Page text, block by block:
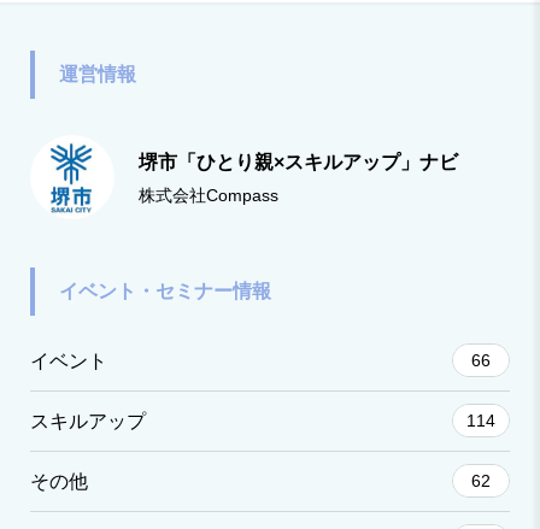
運営情報
堺市「ひとり親×スキルアップ」ナビ
株式会社Compass
イベント・セミナー情報
イベント 66
スキルアップ 114
その他 62